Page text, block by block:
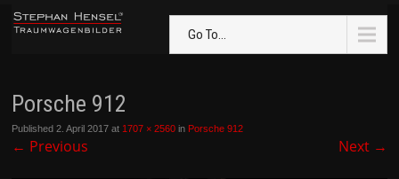
Go To...
Porsche 912
Published2. April 2017 at 1707 × 2560 in Porsche 912
← Previous Next →